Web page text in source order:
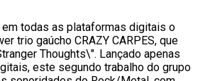
todas as plataformas digitais o
trio gaúcho CRAZY CARPES, que
Thoughts\". Lançado apenas
este segundo trabalho do grupo